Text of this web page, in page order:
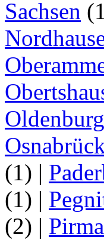
Sachsen
Oldenburg
(1) |
(1) |
(2) |